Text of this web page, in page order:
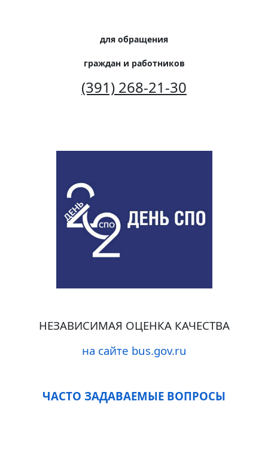
для обращения
граждан и работников
(391) 268-21-30
НЕЗАВИСИМАЯ ОЦЕНКА КАЧЕСТВА
на сайте bus.gov.ru
ЧАСТО ЗАДАВАЕМЫЕ ВОПРОСЫ